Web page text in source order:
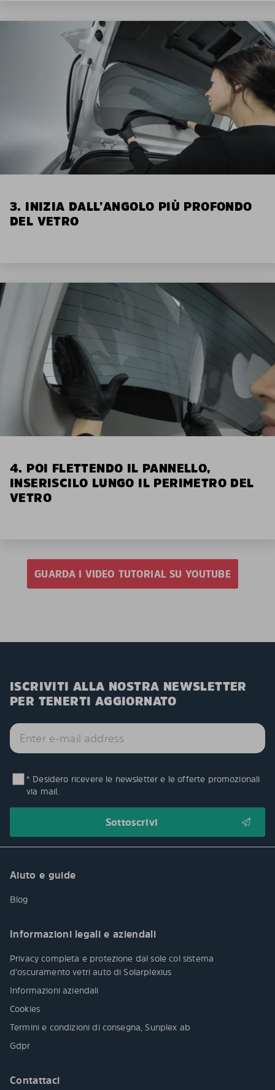
3. INIZIA DALL’ANGOLO PIÙ PROFONDO
DEL VETRO
4. POI FLETTENDO IL PANNELLO,
INSERISCILO LUNGO IL PERIMETRO DEL
VETRO
GUARDA I VIDEO TUTORIAL SU YOUTUBE
ISCRIVITI ALLA NOSTRA NEWSLETTER
PER TENERTI AGGIORNATO
* Desidero ricevere le newsletter e le offerte promozionali
via mail.
Aiuto e guide
Blog
Informazioni legali e aziendali
Privacy completa e protezione dal sole col sistema
d’oscuramento vetri auto di Solarplexius
Informazioni aziendali
Cookies
Termini e condizioni di consegna, Sunplex ab
Gdpr
Contattaci